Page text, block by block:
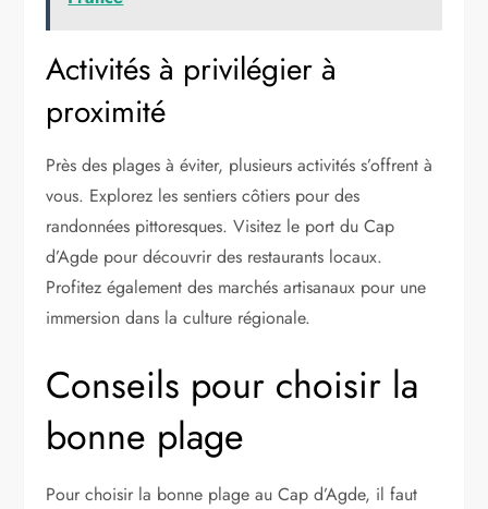
Activités à privilégier à
proximité
Près des plages à éviter, plusieurs activités s’offrent à
vous. Explorez les sentiers côtiers pour des
randonnées pittoresques. Visitez le port du Cap
d’Agde pour découvrir des restaurants locaux.
Profitez également des marchés artisanaux pour une
immersion dans la culture régionale.
Conseils pour choisir la
bonne plage
Pour choisir la bonne plage au Cap d’Agde, il faut